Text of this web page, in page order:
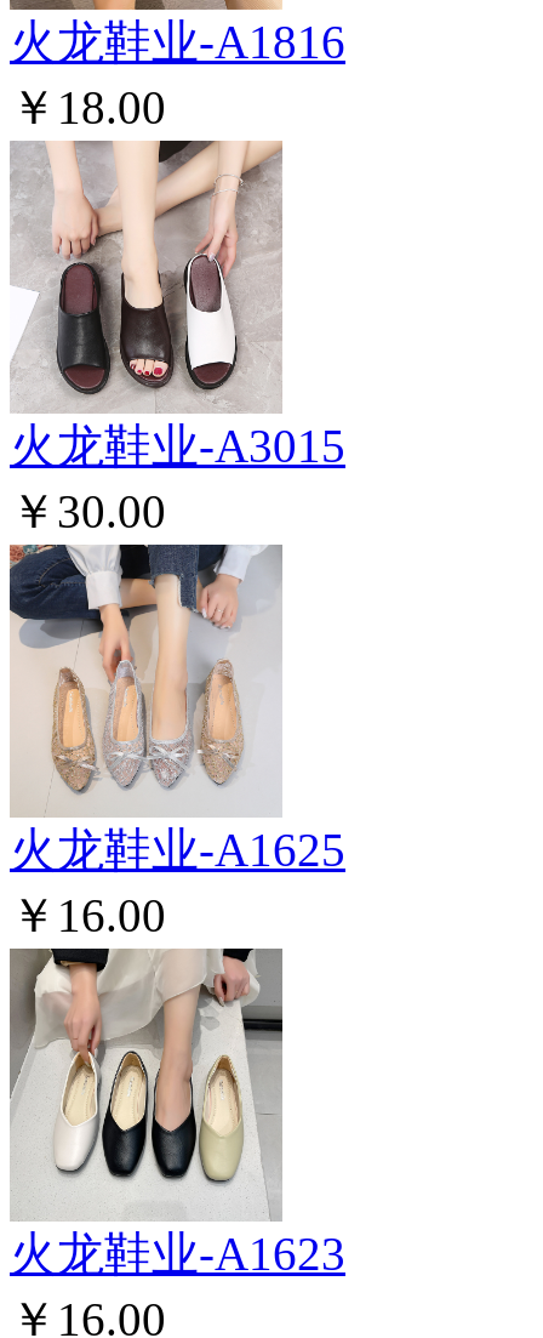
火龙鞋业-A1816
￥18.00
火龙鞋业-A3015
￥30.00
火龙鞋业-A1625
￥16.00
火龙鞋业-A1623
￥16.00